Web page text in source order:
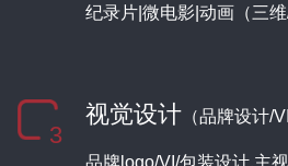
纪录片|微电影|动画（三维
3
视觉设计（品牌设计/
品牌logo/VI/包装设计,主